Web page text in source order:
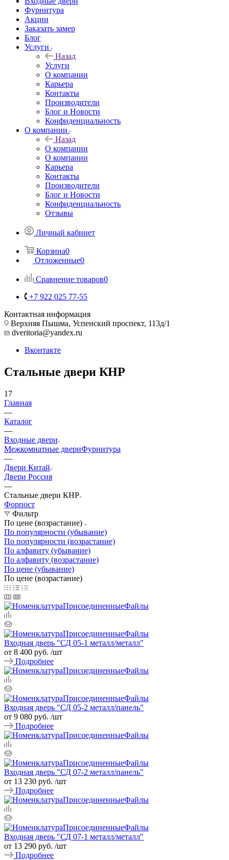
Фурнитура
Акции
Заказать замер
Блог
Услуги
Назад
Услуги
О компании
Карьера
Контакты
Производители
Блог и Новости
Конфиденциальность
О компании
Назад
О компании
О компании
Карьера
Контакты
Производители
Блог и Новости
Конфиденциальность
Отзывы
Личный кабинет
Корзина0
Отложенные0
Сравнение товаров0
+7 922 025 77-55
Контактная информация
Верхняя Пышма, Успенский проспект, 113д/1
dveritoria@yandex.ru
Вконтакте
Стальные двери КНР
17
Главная
—
Каталог
—
Входные двери
Межкомнатные двериФурнитура
—
Двери Китай
Двери Россия
—
Стальные двери КНР
Форпост
Фильтр
По цене (возрастание)
По популярности (убывание)
По популярности (возрастание)
По алфавиту (убывание)
По алфавиту (возрастание)
По цене (убывание)
По цене (возрастание)
Входная дверь "СД 05-1 металл/металл"
от 8 400 руб. /шт
Подробнее
Входная дверь "СД 05-2 металл/панель"
от 9 080 руб. /шт
Подробнее
Входная дверь "СД 07-2 металл/панель"
от 13 230 руб. /шт
Подробнее
Входная дверь "СД 07-1 металл/металл"
от 13 290 руб. /шт
Подробнее